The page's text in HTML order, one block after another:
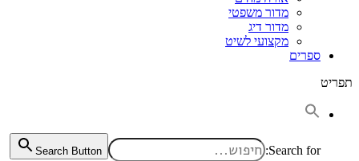
מדור משפטי
מדור דיג
מקצועי לשיט
ספרים
תפריט
Search for:
Search Button